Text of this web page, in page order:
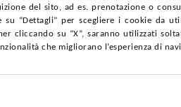
del sito, ad es. prenotazione o
“Dettagli” per scegliere i cookie da
cliccando su “X”, saranno utilizzati
che migliorano l’esperienza di
COOKIE POLICY
SITOACCESSIBILITÀ